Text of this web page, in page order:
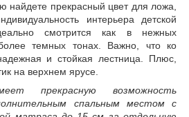
найдете прекрасный цвет для ложа,
интерьера детской
смотрится как в нежных
темных тонах. Важно, что ко
и стойкая лестница. Плюс,
на верхнем ярусе.
прекрасную возможность
спальным местом с